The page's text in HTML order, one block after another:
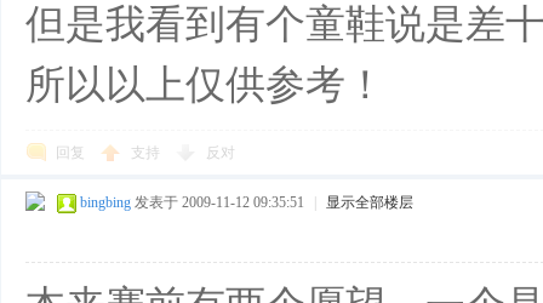
但是我看到有个童鞋说是差
所以以上仅供参考！
回复 支持 反对
bingbing 发表于 2009-11-12 09:35:51 显示全部楼层